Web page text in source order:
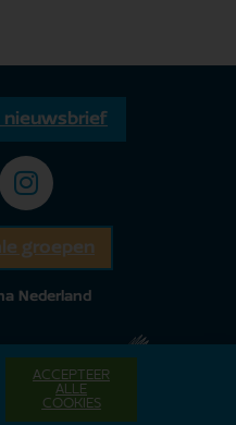
nieuwsbrief
groepen
Nederland
ACCEPTEER
ALLE
COOKIES